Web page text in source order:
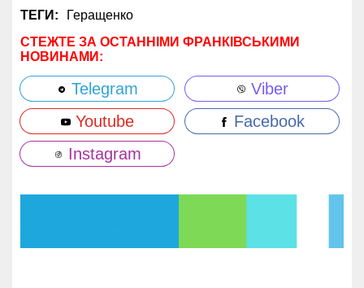
ТЕГИ:
Геращенко
СТЕЖТЕ ЗА ОСТАННІМИ ФРАНКІВСЬКИМИ
НОВИНАМИ:
Telegram
Viber
Youtube
Facebook
Instagram